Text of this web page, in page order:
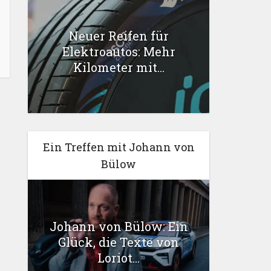
Neuer Reifen für
Elektroautos: Mehr
Kilometer mit...
Ein Treffen mit Johann von
Bülow
Johann von Bülow: Ein
Glück, die Texte von
Loriot...